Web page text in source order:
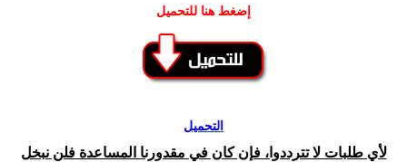
إضغط هنا للتحميل
التحميل
لأي طلبات لا تترددوا، فإن كان في مقدورنا المساعدة فلن نبخل